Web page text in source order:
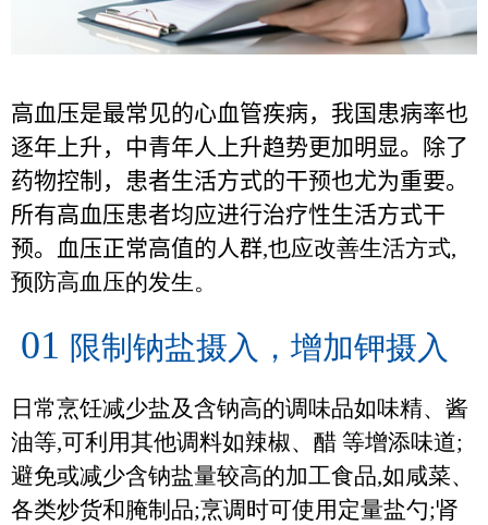
高血压是最常见的心血管疾病，我国患病率也
逐年上升，中青年人上升趋势更加明显。除了
药物控制，患者生活方式的干预也尤为重要。
所有高血压患者均应进行治疗性生活方式干
预。血压正常高值的人群,也应改善生活方式,
预防高血压的发生。
01 限制钠盐摄入，增加钾摄入
日常烹饪减少盐及含钠高的调味品如味精、酱
油等,可利用其他调料如辣椒、醋 等增添味道;
避免或减少含钠盐量较高的加工食品,如咸菜、
各类炒货和腌制品;烹调时可使用定量盐勺;肾